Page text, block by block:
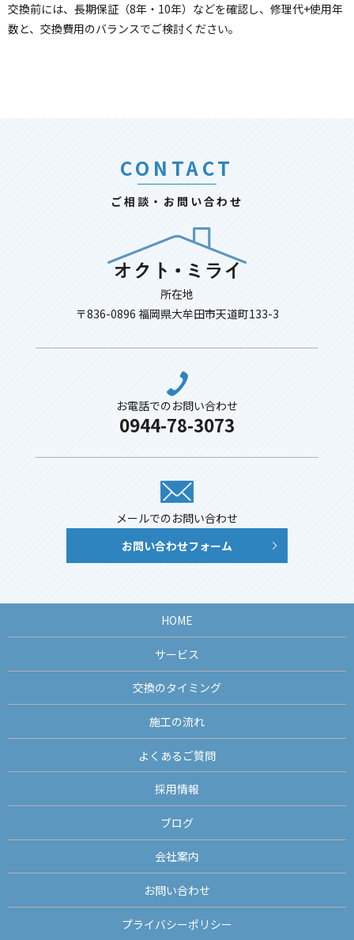
交換前には、長期保証（8年・10年）などを確認し、修理代+使用年
数と、交換費用のバランスでご検討ください。
CONTACT
ご相談・お問い合わせ
所在地
〒836-0896 福岡県大牟田市天道町133-3
お電話でのお問い合わせ
0944-78-3073
メールでのお問い合わせ
お問い合わせフォーム
HOME
サービス
交換のタイミング
施工の流れ
よくあるご質問
採用情報
ブログ
会社案内
お問い合わせ
プライバシーポリシー